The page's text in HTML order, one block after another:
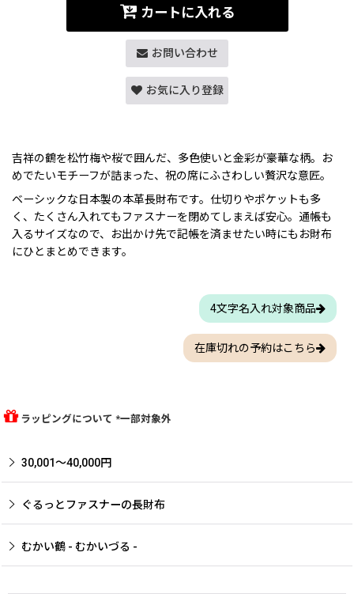
カートに入れる
お問い合わせ
お気に入り登録
吉祥の鶴を松竹梅や桜で囲んだ、多色使いと金彩が豪華な柄。お
めでたいモチーフが詰まった、祝の席にふさわしい贅沢な意匠。
ベーシックな日本製の本革長財布です。仕切りやポケットも多
く、たくさん入れてもファスナーを閉めてしまえば安心。通帳も
入るサイズなので、お出かけ先で記帳を済ませたい時にもお財布
にひとまとめできます。
4文字名入れ対象商品
在庫切れの予約はこちら
ラッピングについて *一部対象外
30,001〜40,000円
ぐるっとファスナーの長財布
むかい鶴 - むかいづる -